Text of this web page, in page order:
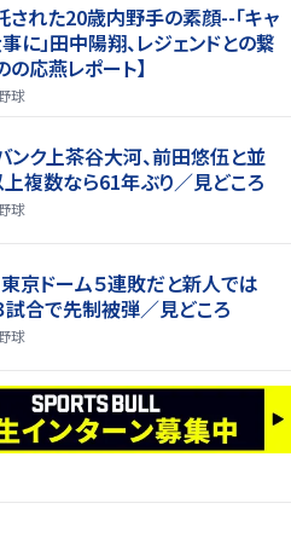
れた20歳内野手の素顔--「キャ
に」田中陽翔、レジェンドとの繋
の応燕レポート】
球
ンク上茶谷大河、前田悠伍と並
複数なら61年ぶり／見どころ
球
京ドーム５連敗だと新人では
合で先制被弾／見どころ
球